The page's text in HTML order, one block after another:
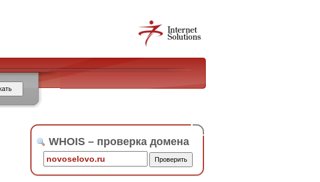
WHOIS – проверка домена